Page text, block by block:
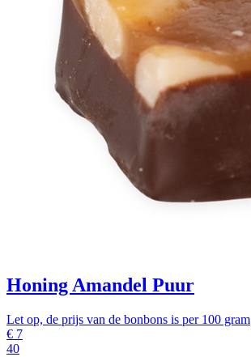
Honing Amandel Puur
Let op, de prijs van de bonbons is per 100 gram
€ 7
40